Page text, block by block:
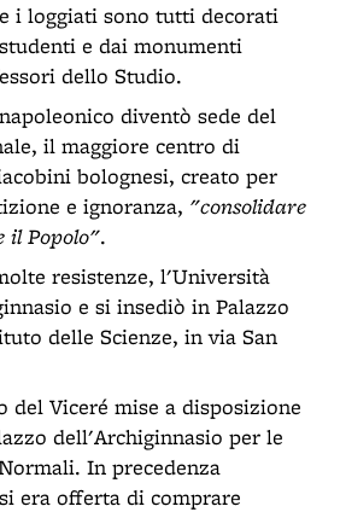
i loggiati sono tutti decorati
e dai monumenti
dello Studio.
diventò sede del
il maggiore centro di
bolognesi, creato per
e ignoranza, "consolidare
il Popolo".
resistenze, l'Università
e si insediò in Palazzo
delle Scienze, in via San
del Viceré mise a disposizione
dell'Archiginnasio per le
In precedenza
era offerta di comprare